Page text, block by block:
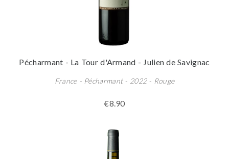
Pécharmant - La Tour d'Armand - Julien de Savignac
France - Pécharmant - 2022 - Rouge
€8.90